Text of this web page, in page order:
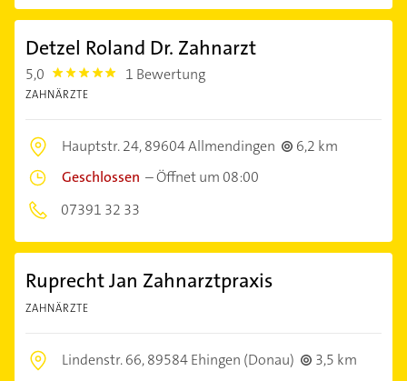
Detzel Roland Dr. Zahnarzt
5,0 5.0 1 Bewertung
ZAHNÄRZTE
Hauptstr. 24,89604 Allmendingen
6,2 km
Geschlossen –Öffnet um 08:00
07391 32 33
Ruprecht Jan Zahnarztpraxis
ZAHNÄRZTE
Lindenstr. 66,89584 Ehingen (Donau)
3,5 km